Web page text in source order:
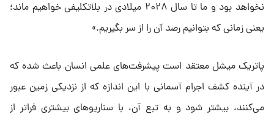
نخواهد بود و ما تا سال ۲۰۲۸ میلادی در بلاتکلیفی خواهیم ماند؛
یعنی زمانی که بتوانیم رصد آن را از سر بگیریم.»
پاتریک میشل معتقد است پیشرفت‌های علمی انسان باعث شده که
در آینده کشف اجرام آسمانی با این اندازه که از نزدیکی زمین عبور
می‌کنند، بیشتر شود و به تبع آن، با سناریوهای بیشتری فراتر از